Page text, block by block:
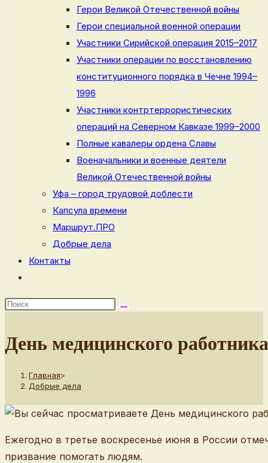
Герои Великой Отечественной войны
Герои специальной военной операции
Участники Сирийской операция 2015–2017
Участники операции по восстановлению
конституционного порядка в Чечне 1994–
1996
Участники контртеррористических
операций на Северном Кавказе 1999–2000
Полные кавалеры ордена Славы
Военачальники и военные деятели
Великой Отечественной войны
Уфа – город трудовой доблести
Капсула времени
Маршрут.ПРО
Добрые дела
Контакты
по
сайту
День медицинского работника
Главная>
Добрые дела
Ежегодно в третье воскресенье июня в России
призвание помогать людям.